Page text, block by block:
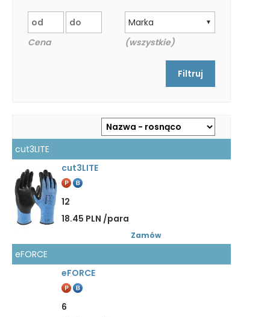
Cena
▼
Marka
(wszystkie)
cut3LITE
cut3LITE
12
18.45 PLN /para
Zamów
eFORCE
eFORCE
6